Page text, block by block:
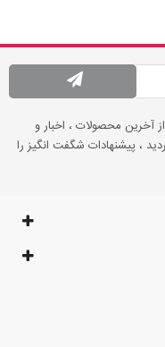
آخرین محصولات ، اخبار و
، پیشنهادات شگفت انگیز را